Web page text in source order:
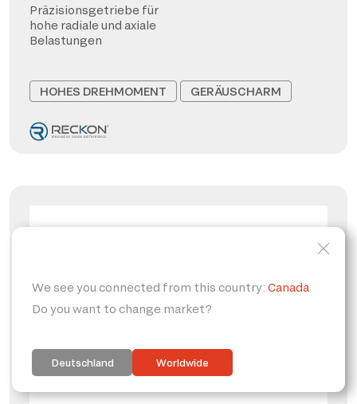
Präzisionsgetriebe für
hohe radiale und axiale
Belastungen
HOHES DREHMOMENT GERÄUSCHARM